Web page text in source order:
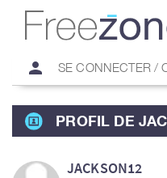
person SE CONNECTER /
PROFIL DE
JACKSON12